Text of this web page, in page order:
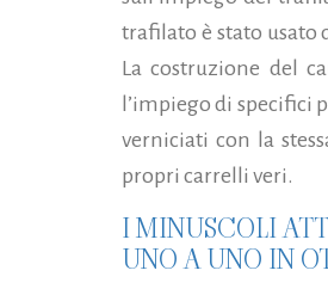
trafilato è stato usato
La costruzione del
l’impiego di specifici
verniciati con la
propri carrelli veri.
I MINUSCOLI
UNO A UNO IN